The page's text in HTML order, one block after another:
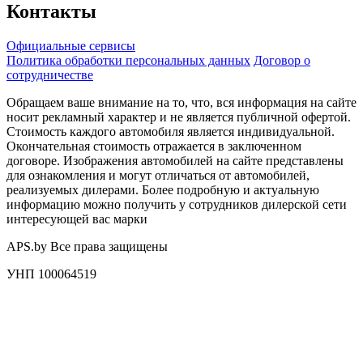
Контакты
Официальные сервисы
Политика обработки персональных данных Договор о
сотрудничестве
Обращаем ваше внимание на то, что, вся информация на сайте
носит рекламный характер и не является публичной офертой.
Стоимость каждого автомобиля является индивидуальной.
Окончательная стоимость отражается в заключенном
договоре. Изображения автомобилей на сайте представлены
для ознакомления и могут отличаться от автомобилей,
реализуемых дилерами. Более подробную и актуальную
информацию можно получить у сотрудников дилерской сети
интересующей вас марки
APS.by Все права защищены
УНП 100064519